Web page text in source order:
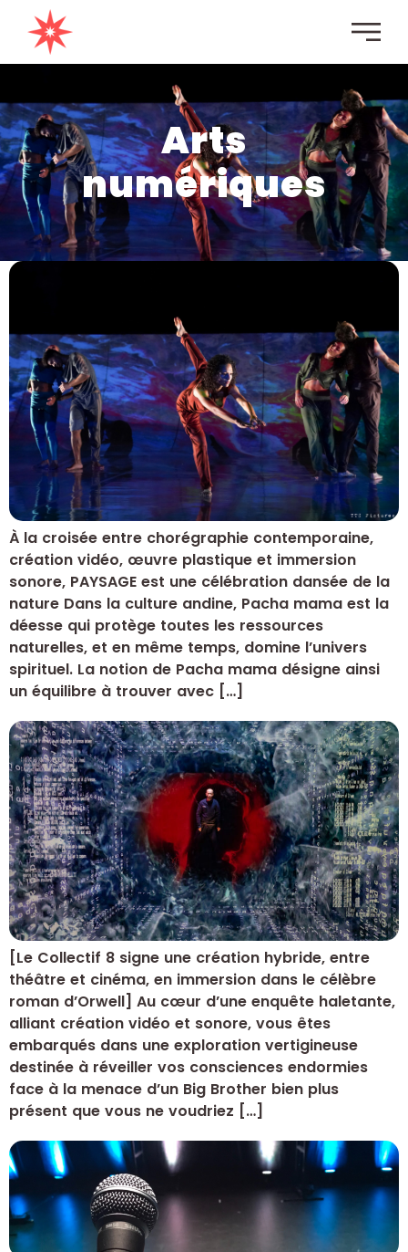
principal
Arts
numériques
À la croisée entre chorégraphie contemporaine,
création vidéo, œuvre plastique et immersion
sonore, PAYSAGE est une célébration dansée de la
nature Dans la culture andine, Pacha mama est la
déesse qui protège toutes les ressources
naturelles, et en même temps, domine l’univers
spirituel. La notion de Pacha mama désigne ainsi
un équilibre à trouver avec […]
[Le Collectif 8 signe une création hybride, entre
théâtre et cinéma, en immersion dans le célèbre
roman d’Orwell] Au cœur d’une enquête haletante,
alliant création vidéo et sonore, vous êtes
embarqués dans une exploration vertigineuse
destinée à réveiller vos consciences endormies
face à la menace d’un Big Brother bien plus
présent que vous ne voudriez […]